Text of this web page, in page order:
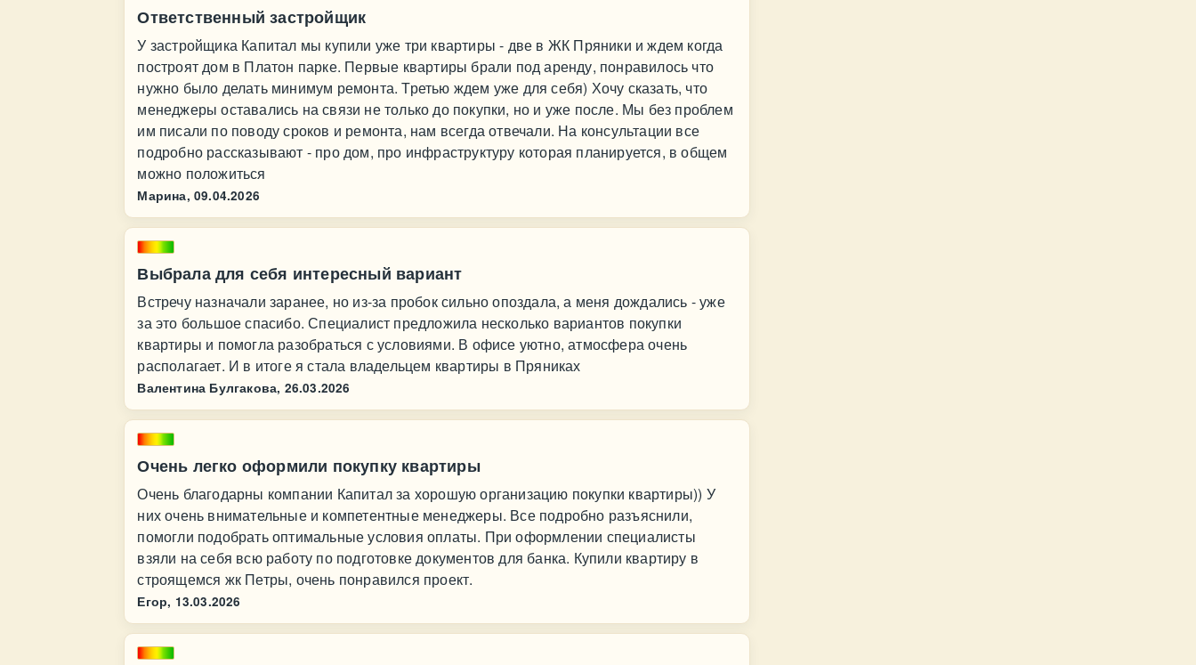
Ответственный застройщик
У застройщика Капитал мы купили уже три квартиры - две в ЖК Пряники и ждем когда
построят дом в Платон парке. Первые квартиры брали под аренду, понравилось что
нужно было делать минимум ремонта. Третью ждем уже для себя) Хочу сказать, что
менеджеры оставались на связи не только до покупки, но и уже после. Мы без проблем
им писали по поводу сроков и ремонта, нам всегда отвечали. На консультации все
подробно рассказывают - про дом, про инфраструктуру которая планируется, в общем
можно положиться
Марина, 09.04.2026
Выбрала для себя интересный вариант
Встречу назначали заранее, но из-за пробок сильно опоздала, а меня дождались - уже
за это большое спасибо. Специалист предложила несколько вариантов покупки
квартиры и помогла разобраться с условиями. В офисе уютно, атмосфера очень
располагает. И в итоге я стала владельцем квартиры в Пряниках
Валентина Булгакова, 26.03.2026
Очень легко оформили покупку квартиры
Очень благодарны компании Капитал за хорошую организацию покупки квартиры)) У
них очень внимательные и компетентные менеджеры. Все подробно разъяснили,
помогли подобрать оптимальные условия оплаты. При оформлении специалисты
взяли на себя всю работу по подготовке документов для банка. Купили квартиру в
строящемся жк Петры, очень понравился проект.
Егор, 13.03.2026